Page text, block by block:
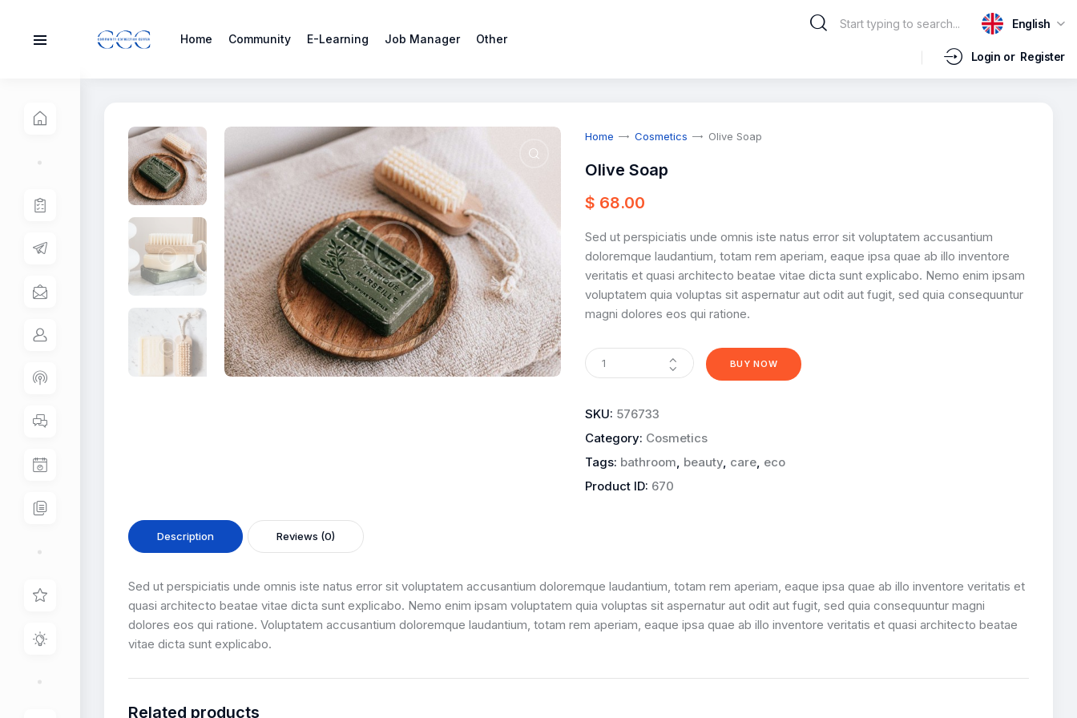
Home Community E-Learning Job Manager Other
English
Login or Register
🔍
Home Cosmetics Olive Soap
Olive Soap
$ 68.00
Sed ut perspiciatis unde omnis iste natus error sit voluptatem accusantium
doloremque laudantium, totam rem aperiam, eaque ipsa quae ab illo inventore
veritatis et quasi architecto beatae vitae dicta sunt explicabo. Nemo enim ipsam
voluptatem quia voluptas sit aspernatur aut odit aut fugit, sed quia consequuntur
magni dolores eos qui ratione.
BUY NOW
SKU: 576733
Category: Cosmetics
Tags: bathroom, beauty, care, eco
Product ID: 670
Description Reviews (0)
Sed ut perspiciatis unde omnis iste natus error sit voluptatem accusantium doloremque laudantium, totam rem aperiam, eaque ipsa quae ab illo inventore veritatis et
quasi architecto beatae vitae dicta sunt explicabo. Nemo enim ipsam voluptatem quia voluptas sit aspernatur aut odit aut fugit, sed quia consequuntur magni
dolores eos qui ratione. Voluptatem accusantium doloremque laudantium, totam rem aperiam, eaque ipsa quae ab illo inventore veritatis et quasi architecto beatae
vitae dicta sunt explicabo.
Related products